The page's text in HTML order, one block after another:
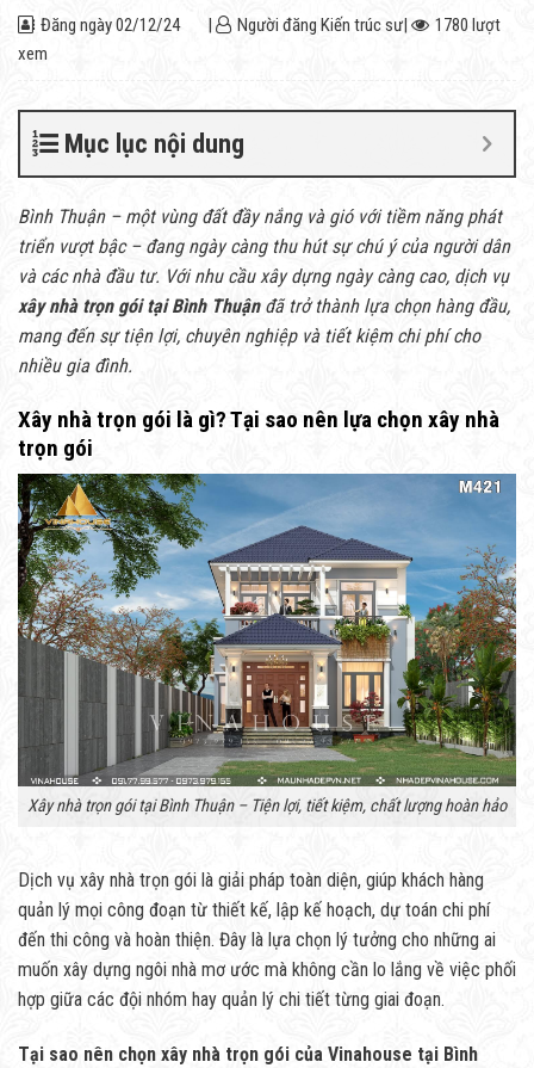
Đăng ngày02/12/24 | Người đăng Kiến trúc sư|
1780 lượt
xem
Mục lục nội dung
Bình Thuận – một vùng đất đầy nắng và gió với tiềm năng phát
triển vượt bậc – đang ngày càng thu hút sự chú ý của người dân
và các nhà đầu tư. Với nhu cầu xây dựng ngày càng cao, dịch vụ
xây nhà trọn gói tại Bình Thuậnđã trở thành lựa chọn hàng đầu,
mang đến sự tiện lợi, chuyên nghiệp và tiết kiệm chi phí cho
nhiều gia đình.
Xây nhà trọn gói là gì? Tại sao nên lựa chọn xây nhà
trọn gói
Xây nhà trọn gói tại Bình Thuận – Tiện lợi, tiết kiệm, chất lượng hoàn hảo
Dịch vụ xây nhà trọn gói là giải pháp toàn diện, giúp khách hàng
quản lý mọi công đoạn từ thiết kế, lập kế hoạch, dự toán chi phí
đến thi công và hoàn thiện. Đây là lựa chọn lý tưởng cho những ai
muốn xây dựng ngôi nhà mơ ước mà không cần lo lắng về việc phối
hợp giữa các đội nhóm hay quản lý chi tiết từng giai đoạn.
Tại sao nên chọn xây nhà trọn gói của Vinahouse tại Bình